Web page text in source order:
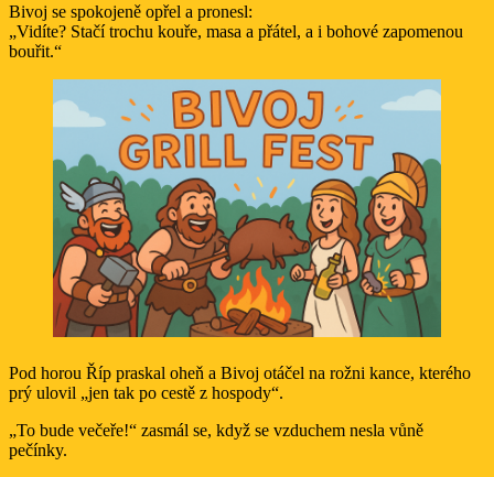
Bivoj se spokojeně opřel a pronesl:
„Vidíte? Stačí trochu kouře, masa a přátel, a i bohové zapomenou
bouřit.“
Pod horou Říp praskal oheň a Bivoj otáčel na rožni kance, kterého
prý ulovil „jen tak po cestě z hospody“.
„To bude večeře!“ zasmál se, když se vzduchem nesla vůně
pečínky.